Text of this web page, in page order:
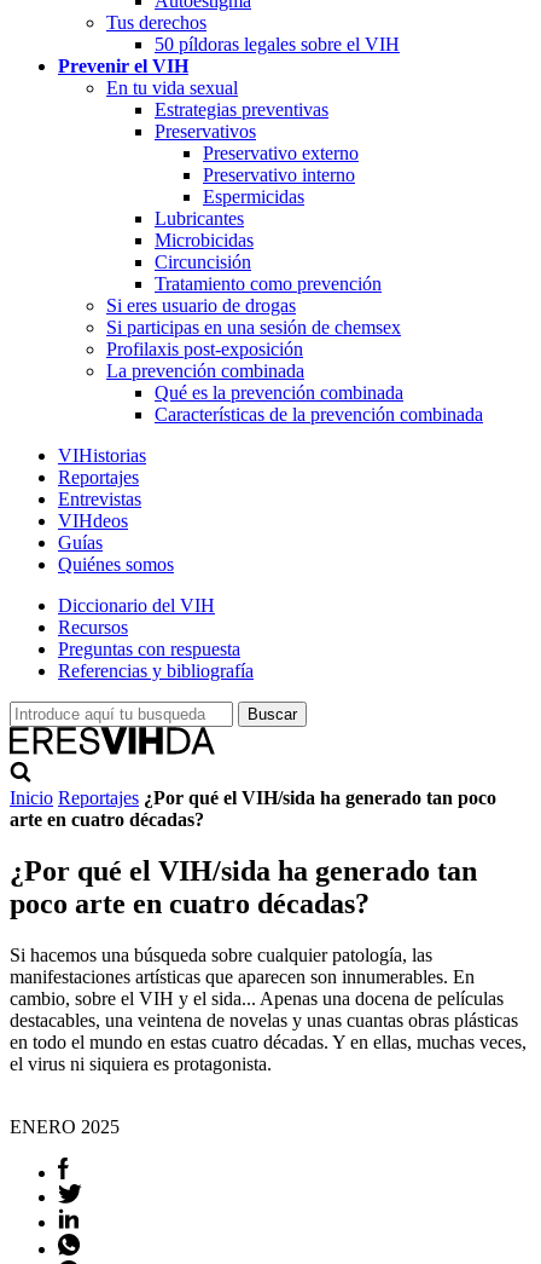
Tus derechos
50 píldoras legales sobre el VIH
Prevenir el VIH
En tu vida sexual
Estrategias preventivas
Preservativos
Preservativo externo
Preservativo interno
Espermicidas
Lubricantes
Microbicidas
Circuncisión
Tratamiento como prevención
Si eres usuario de drogas
Si participas en una sesión de chemsex
Profilaxis post-exposición
La prevención combinada
Qué es la prevención combinada
Características de la prevención combinada
VIHistorias
Reportajes
Entrevistas
VIHdeos
Guías
Quiénes somos
Diccionario del VIH
Recursos
Preguntas con respuesta
Referencias y bibliografía
Inicio Reportajes ¿Por qué el VIH/sida ha generado tan poco
arte en cuatro décadas?
¿Por qué el VIH/sida ha generado tan
poco arte en cuatro décadas?
Si hacemos una búsqueda sobre cualquier patología, las
manifestaciones artísticas que aparecen son innumerables. En
cambio, sobre el VIH y el sida... Apenas una docena de películas
destacables, una veintena de novelas y unas cuantas obras plásticas
en todo el mundo en estas cuatro décadas. Y en ellas, muchas veces,
el virus ni siquiera es protagonista.
ENERO 2025